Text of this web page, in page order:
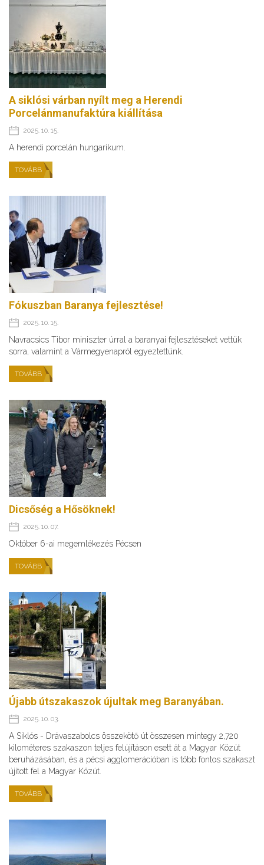
A siklósi várban nyílt meg a Herendi
Porcelánmanufaktúra kiállítása
2025. 10. 15.
A herendi porcelán hungarikum.
TOVÁBB
Fókuszban Baranya fejlesztése!
2025. 10. 15.
Navracsics Tibor miniszter úrral a baranyai fejlesztéseket vettük
sorra, valamint a Vármegyenapról egyeztettünk.
TOVÁBB
Dicsőség a Hősöknek!
2025. 10. 07.
Október 6-ai megemlékezés Pécsen
TOVÁBB
Újabb útszakaszok újultak meg Baranyában.
2025. 10. 03.
A Siklós - Drávaszabolcs összekötő út összesen mintegy 2,720
kilométeres szakaszon teljes felújításon esett át a Magyar Közút
beruházásában, és a pécsi agglomerációban is több fontos szakaszt
újított fel a Magyar Közút.
TOVÁBB